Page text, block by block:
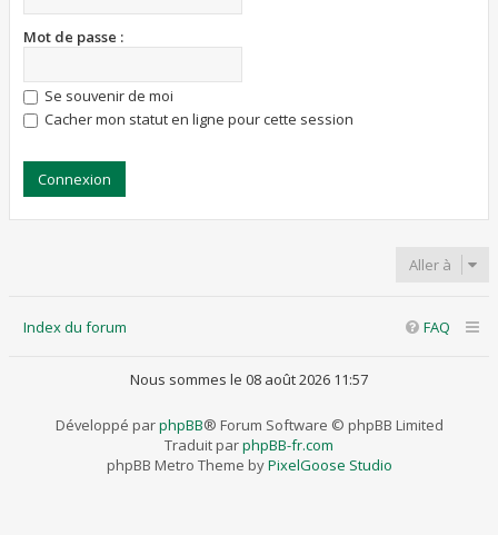
Mot de passe :
Se souvenir de moi
Cacher mon statut en ligne pour cette session
Aller à
Index du forum FAQ
Nous sommes le 08 août 2026 11:57
Développé parphpBB® Forum Software © phpBB Limited
Traduit parphpBB-fr.com
phpBB Metro Theme byPixelGoose Studio